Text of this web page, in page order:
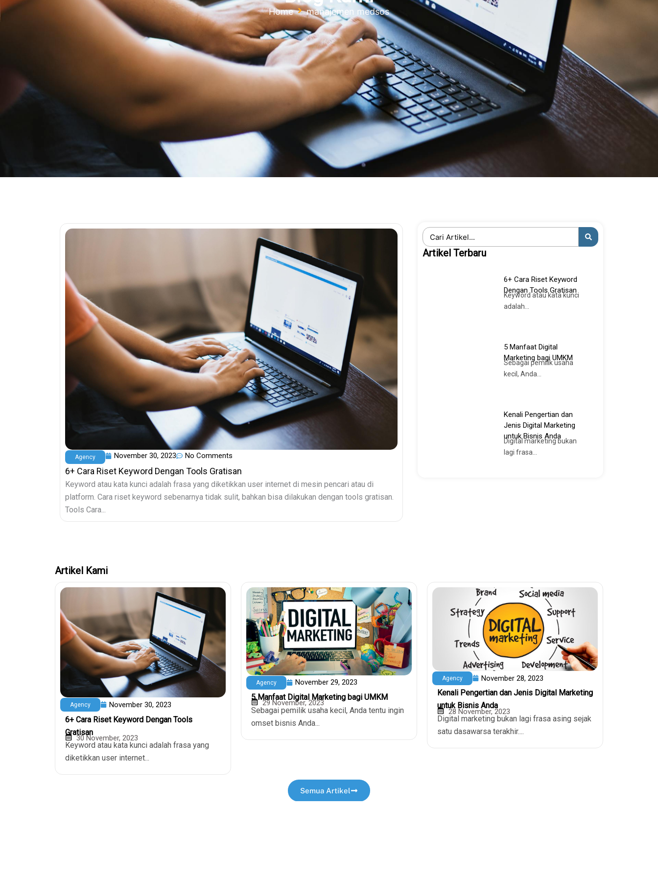
Home manajemen medsos
Agency November 30, 2023 No Comments
6+ Cara Riset Keyword Dengan Tools Gratisan
Keyword atau kata kunci adalah frasa yang diketikkan user internet di mesin pencari atau di
platform. Cara riset keyword sebenarnya tidak sulit, bahkan bisa dilakukan dengan tools gratisan.
Tools Cara...
Search
...
Artikel Terbaru
6+ Cara Riset Keyword
Dengan Tools Gratisan
Keyword atau kata kunci
adalah...
5 Manfaat Digital
Marketing bagi UMKM
Sebagai pemilik usaha
kecil, Anda...
Kenali Pengertian dan
Jenis Digital Marketing
untuk Bisnis Anda
Digital marketing bukan
lagi frasa...
Artikel Kami
Agency November 30, 2023
6+ Cara Riset Keyword Dengan Tools
Gratisan
30 November, 2023
Keyword atau kata kunci adalah frasa yang
diketikkan user internet...
Agency November 29, 2023
5 Manfaat Digital Marketing bagi UMKM
29 November, 2023
Sebagai pemilik usaha kecil, Anda tentu ingin
omset bisnis Anda...
Agency November 28, 2023
Kenali Pengertian dan Jenis Digital Marketing
untuk Bisnis Anda
28 November, 2023
Digital marketing bukan lagi frasa asing sejak
satu dasawarsa terakhir....
Semua Artikel